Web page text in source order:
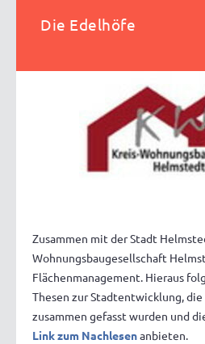
Die Edelhöfe
Zusammen mit der Stadt
Wohnungsbaugesellschaft
Flächenmanagement. Hieraus
Thesen zur Stadtentwicklung,
zusammen gefasst wurden und
Link zum Nachlesenanbieten.